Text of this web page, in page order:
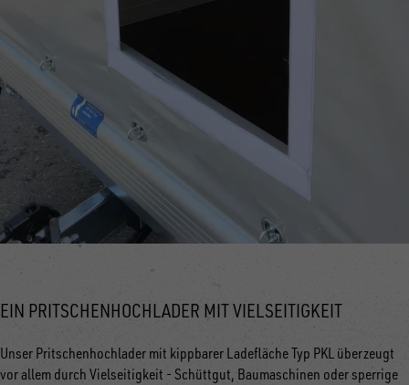
EIN PRITSCHENHOCHLADER MIT VIELSEITIGKEIT
Unser Pritschenhochlader mit kippbarer Ladefläche Typ PKL überzeugt
vor allem durch Vielseitigkeit - Schüttgut, Baumaschinen oder sperrige